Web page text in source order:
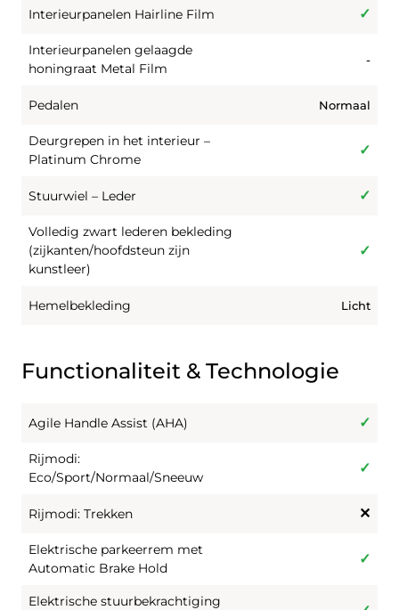
Interieurpanelen Hairline Film
Interieurpanelen gelaagde
honingraat Metal Film
-
Pedalen Normaal
Deurgrepen in het interieur –
Platinum Chrome
Stuurwiel – Leder
Volledig zwart lederen bekleding
(zijkanten/hoofdsteun zijn
kunstleer)
Hemelbekleding Licht
Functionaliteit & Technologie
Agile Handle Assist (AHA)
Rijmodi:
Eco/Sport/Normaal/Sneeuw
Rijmodi: Trekken
Elektrische parkeerrem met
Automatic Brake Hold
Elektrische stuurbekrachtiging